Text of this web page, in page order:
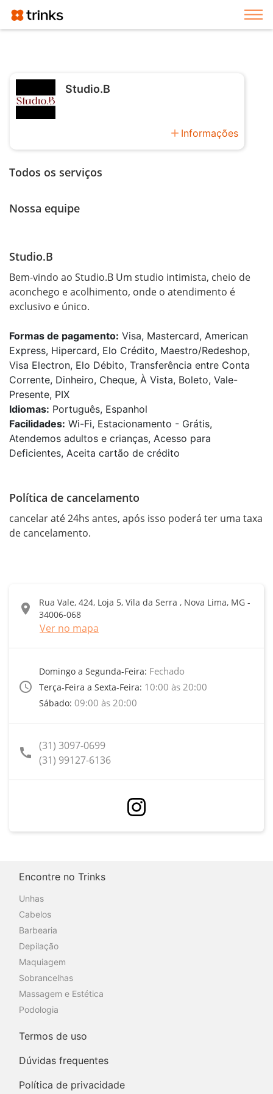
Studio.B
add Informações
Todos os serviços
Nossa equipe
Studio.B
Bem-vindo ao Studio.B Um studio intimista, cheio de
aconchego e acolhimento, onde o atendimento é
exclusivo e único.
Formas de pagamento: Visa, Mastercard, American
Express, Hipercard, Elo Crédito, Maestro/Redeshop,
Visa Electron, Elo Débito, Transferência entre Conta
Corrente, Dinheiro, Cheque, À Vista, Boleto, Vale-
Presente, PIX
Idiomas: Português, Espanhol
Facilidades: Wi-Fi, Estacionamento - Grátis,
Atendemos adultos e crianças, Acesso para
Deficientes, Aceita cartão de crédito
Política de cancelamento
cancelar até 24hs antes, após isso poderá ter uma taxa
de cancelamento.
location_on
Rua Vale, 424, Loja 5, Vila da Serra , Nova Lima, MG -
34006-068
Ver no mapa
access_time
Domingo a Segunda-Feira: Fechado
Terça-Feira a Sexta-Feira: 10:00 às 20:00
Sábado: 09:00 às 20:00
call (31) 3097-0699
(31) 99127-6136
Encontre no Trinks
Unhas
Cabelos
Barbearia
Depilação
Maquiagem
Sobrancelhas
Massagem e Estética
Podologia
Termos de uso
Dúvidas frequentes
Política de privacidade